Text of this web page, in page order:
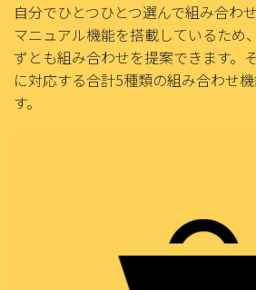
自分でひとつひとつ選んで組み合わ
マニュアル機能を搭載しているため
ずとも組み合わせを提案できます。
に対応する合計5種類の組み合わせ
す。